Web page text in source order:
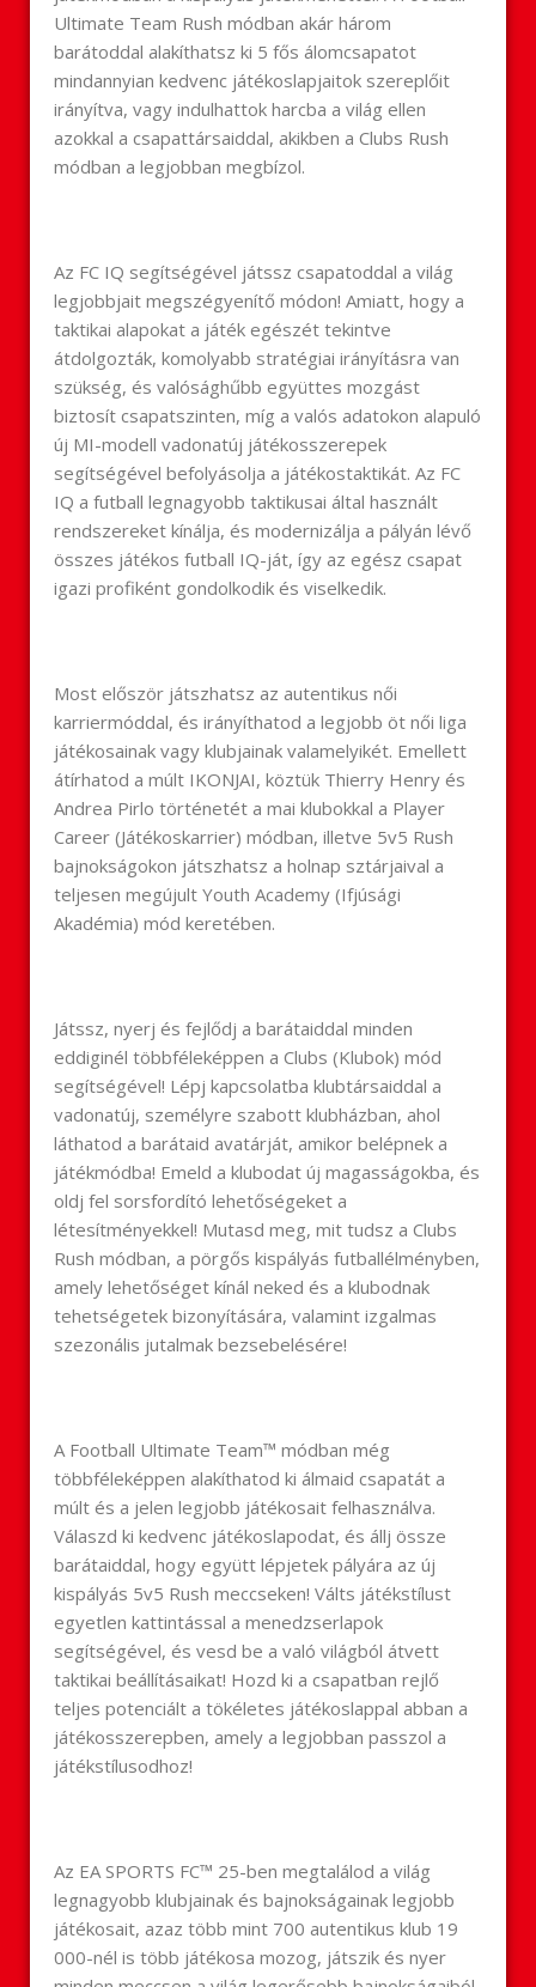
Ultimate Team Rush módban akár három
barátoddal alakíthatsz ki 5 fős álomcsapatot
mindannyian kedvenc játékoslapjaitok szereplőit
irányítva, vagy indulhattok harcba a világ ellen
azokkal a csapattársaiddal, akikben a Clubs Rush
módban a legjobban megbízol.
Az FC IQ segítségével játssz csapatoddal a világ
legjobbjait megszégyenítő módon! Amiatt, hogy a
taktikai alapokat a játék egészét tekintve
átdolgozták, komolyabb stratégiai irányításra van
szükség, és valósághűbb együttes mozgást
biztosít csapatszinten, míg a valós adatokon alapuló
új MI-modell vadonatúj játékosszerepek
segítségével befolyásolja a játékostaktikát. Az FC
IQ a futball legnagyobb taktikusai által használt
rendszereket kínálja, és modernizálja a pályán lévő
összes játékos futball IQ-ját, így az egész csapat
igazi profiként gondolkodik és viselkedik.
Most először játszhatsz az autentikus női
karriermóddal, és irányíthatod a legjobb öt női liga
játékosainak vagy klubjainak valamelyikét. Emellett
átírhatod a múlt IKONJAI, köztük Thierry Henry és
Andrea Pirlo történetét a mai klubokkal a Player
Career (Játékoskarrier) módban, illetve 5v5 Rush
bajnokságokon játszhatsz a holnap sztárjaival a
teljesen megújult Youth Academy (Ifjúsági
Akadémia) mód keretében.
Játssz, nyerj és fejlődj a barátaiddal minden
eddiginél többféleképpen a Clubs (Klubok) mód
segítségével! Lépj kapcsolatba klubtársaiddal a
vadonatúj, személyre szabott klubházban, ahol
láthatod a barátaid avatárját, amikor belépnek a
játékmódba! Emeld a klubodat új magasságokba, és
oldj fel sorsfordító lehetőségeket a
létesítményekkel! Mutasd meg, mit tudsz a Clubs
Rush módban, a pörgős kispályás futballélményben,
amely lehetőséget kínál neked és a klubodnak
tehetségetek bizonyítására, valamint izgalmas
szezonális jutalmak bezsebelésére!
A Football Ultimate Team™ módban még
többféleképpen alakíthatod ki álmaid csapatát a
múlt és a jelen legjobb játékosait felhasználva.
Válaszd ki kedvenc játékoslapodat, és állj össze
barátaiddal, hogy együtt lépjetek pályára az új
kispályás 5v5 Rush meccseken! Válts játékstílust
egyetlen kattintással a menedzserlapok
segítségével, és vesd be a való világból átvett
taktikai beállításaikat! Hozd ki a csapatban rejlő
teljes potenciált a tökéletes játékoslappal abban a
játékosszerepben, amely a legjobban passzol a
játékstílusodhoz!
Az EA SPORTS FC™ 25-ben megtalálod a világ
legnagyobb klubjainak és bajnokságainak legjobb
játékosait, azaz több mint 700 autentikus klub 19
000-nél is több játékosa mozog, játszik és nyer